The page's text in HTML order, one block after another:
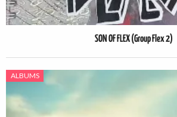
SON OF FLEX (Group Flex 2)
ALBUMS